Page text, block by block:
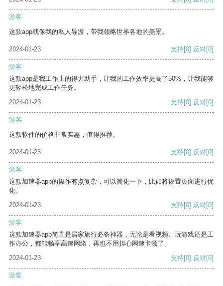
游客
这款app就像我的私人导游，带我领略世界各地的美景。
2024-01-23 支持[0] 反对[0]
游客
这款app是我工作上的得力助手，让我的工作效率提高了50%，让我能够
更轻松地完成工作任务。
2024-01-23
支持[0] 反对[0]
游客
这款软件的价格非常实惠，值得推荐。
2024-01-23 支持[0] 反对[0]
游客
这款加速器app的操作有点复杂，可以简化一下，比如将设置页面进行优
化。
2024-01-23
支持[0] 反对[0]
游客
这款加速器app简直是居家旅行必备神器，无论是看视频、玩游戏还是工
作办公，都能畅享高速网络，再也不用担心网速卡顿了。
2024-01-23
支持[0] 反对[0]
游客